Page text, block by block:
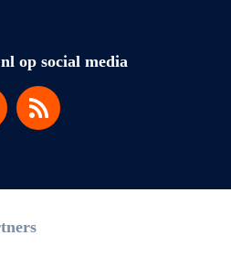
op social media